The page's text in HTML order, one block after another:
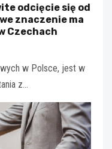
odcięcie się od
znaczenie ma
Czechach
w Polsce, jest w
z…